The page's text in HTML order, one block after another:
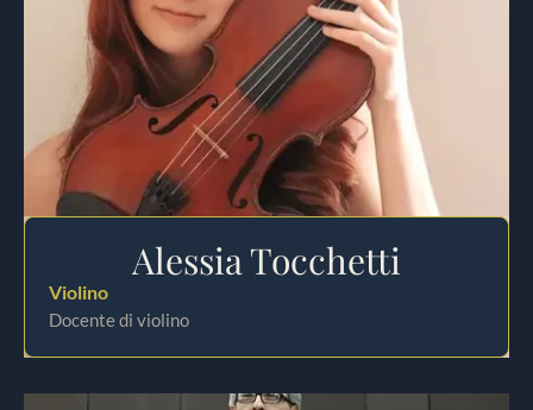
Alessia Tocchetti
Violino
Docente di violino